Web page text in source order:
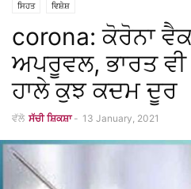
ਸਿਹਤ ਵਿਸ਼ੇਸ਼
corona: ਕੋਰੋਨਾ
ਅਪਰੂਵਲ, ਭਾਰਤ
ਹਾਲੇ ਕੁਝ ਕਦਮ ਦੂਰ
ਵੱਲੋ ਸੱਚੀ ਸ਼ਿਕਸ਼ਾ - 13 January, 2021